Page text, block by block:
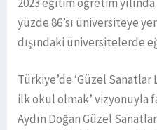
yüzde 86’sı üniversiteye
dışındaki üniversitelerde
Türkiye’de ‘Güzel
ilk okul olmak’ vizyonuyla
Aydın Doğan Güzel